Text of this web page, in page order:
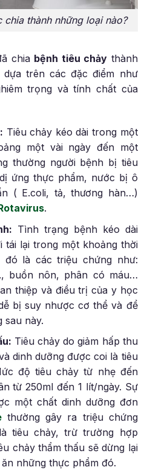
chia thành những loại nào?
chia bệnh tiêu chảy thành
trên các đặc điểm như
trọng và tính chất của
: Tiêu chảy kéo dài trong một
một vài ngày đến một
thường người bệnh bị tiêu
ứng thực phẩm, nước bị ô
( E.coli, tả, thương hàn…)
.
Tình trạng bệnh kéo dài
tái lại trong một khoảng thời
đó là các triệu chứng như:
buồn nôn, phân có máu…
thiệp và điều trị của y học
bị suy nhược cơ thể và để
sau này.
Tiêu chảy do giảm hấp thu
dinh dưỡng được coi là tiêu
độ tiêu chảy từ nhẹ đến
từ 250ml đến 1 lít/ngày. Sự
một chất dinh dưỡng đơn
thường gây ra triệu chứng
tiêu chảy, trừ trường hợp
chảy thẩm thấu sẽ dừng lại
những thực phẩm đó.